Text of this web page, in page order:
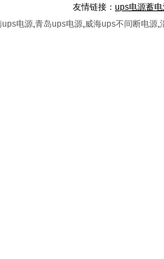
友情链接： ups电源蓄
ups电源,青岛ups电源,威海ups不间断电源,